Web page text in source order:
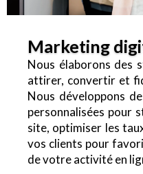
Marketing
Nous élaborons des
attirer, convertir et
Nous développons
personnalisées pour
site, optimiser les
vos clients pour
de votre activité en